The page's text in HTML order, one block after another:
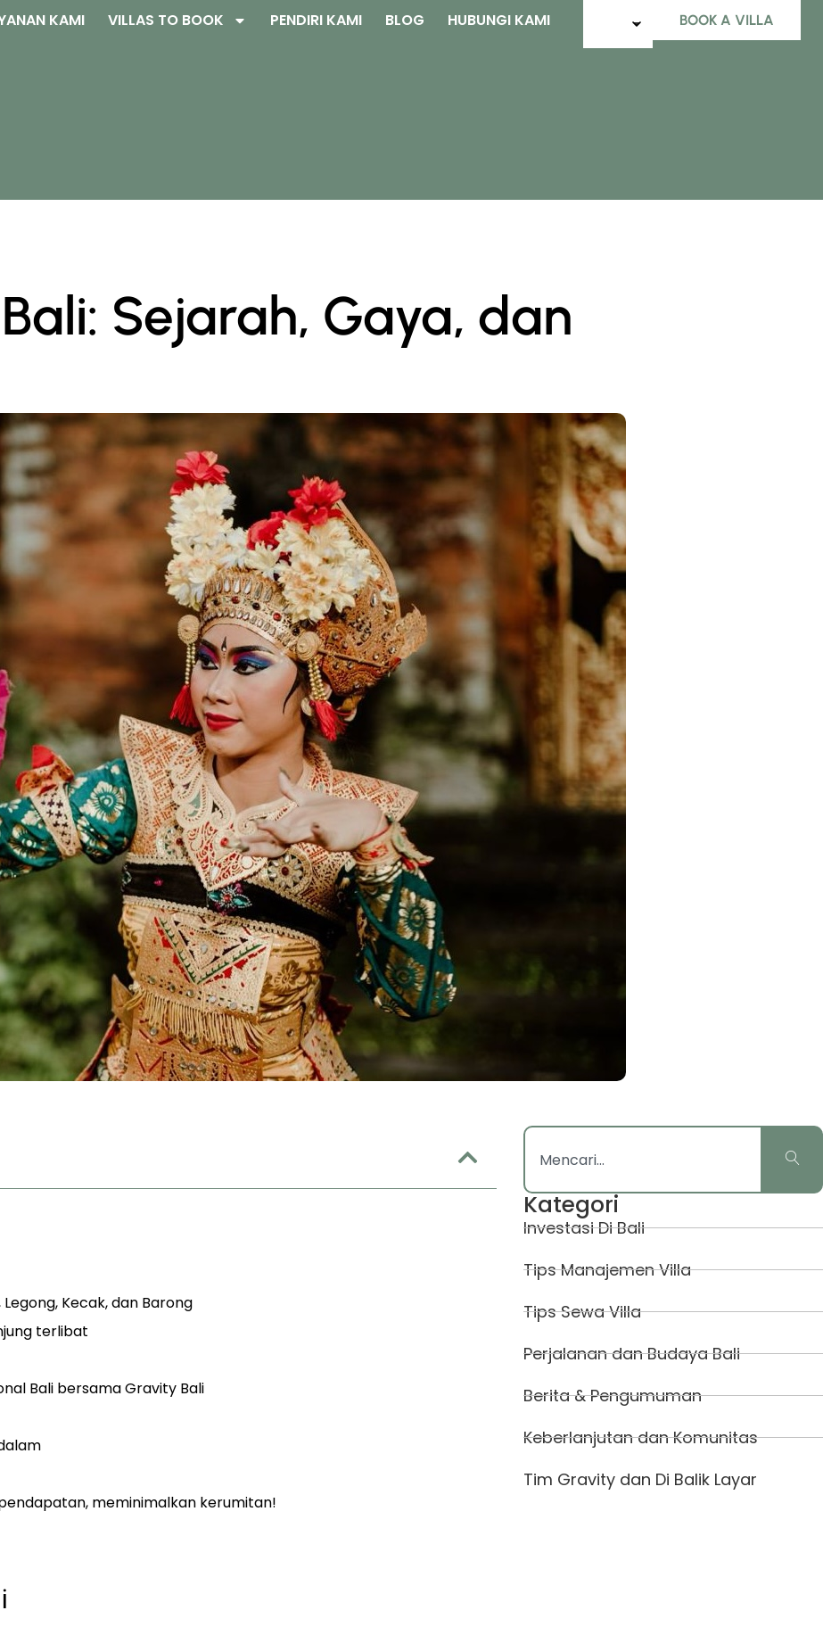
KAMI VILLAS TO BOOK PENDIRI KAMI BLOG HUBUNGI KAMI BOOK A VILLA
Sejarah, Gaya, dan
Kecak, dan Barong
terlibat
Bali bersama Gravity Bali
meminimalkan kerumitan!
Kategori
Investasi Di Bali
Tips Manajemen Villa
Tips Sewa Villa
Perjalanan dan Budaya Bali
Berita & Pengumuman
Keberlanjutan dan Komunitas
Tim Gravity dan Di Balik Layar